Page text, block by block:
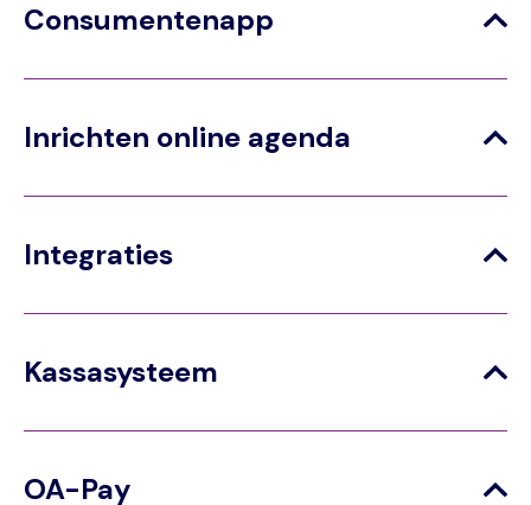
Consumentenapp
Inrichten online agenda
Integraties
Kassasysteem
OA-Pay